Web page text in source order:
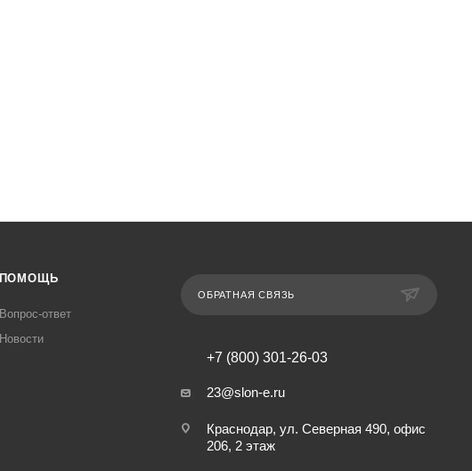
ПОМОЩЬ
Вопрос-ответ
Новости
ОБРАТНАЯ СВЯЗЬ
+7 (800) 301-26-03
23@slon-e.ru
Краснодар, ул. Северная 490, офис
206, 2 этаж